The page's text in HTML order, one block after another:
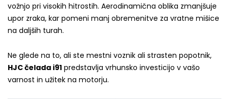
vožnjo pri visokih hitrostih. Aerodinamična oblika zmanjšuje
upor zraka, kar pomeni manj obremenitve za vratne mišice
na daljših turah.
Ne glede na to, ali ste mestni voznik ali strasten popotnik,
HJC čelada i91 predstavlja vrhunsko investicijo v vašo
varnost in užitek na motorju.